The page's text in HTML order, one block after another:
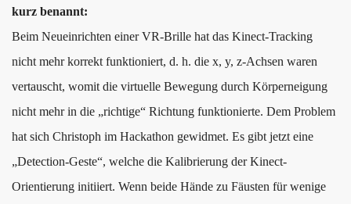
kurz benannt:
Beim Neueinrichten einer VR-Brille hat das Kinect-Tracking
nicht mehr korrekt funktioniert, d. h. die x, y, z-Achsen waren
vertauscht, womit die virtuelle Bewegung durch Körperneigung
nicht mehr in die „richtige“ Richtung funktionierte. Dem Problem
hat sich Christoph im Hackathon gewidmet. Es gibt jetzt eine
„Detection-Geste“, welche die Kalibrierung der Kinect-
Orientierung initiiert. Wenn beide Hände zu Fäusten für wenige